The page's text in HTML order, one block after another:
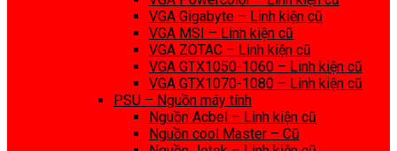
VGA Gigabyte – Linh kiện cũ
VGA MSI – Linh kiện cũ
VGA ZOTAC – Linh kiện cũ
VGA GTX1050-1060 – Linh kiện cũ
VGA GTX1070-1080 – Linh kiện cũ
PSU – Nguồn máy tính
Nguồn Acbel – Linh kiện cũ
Nguồn cool Master – Cũ